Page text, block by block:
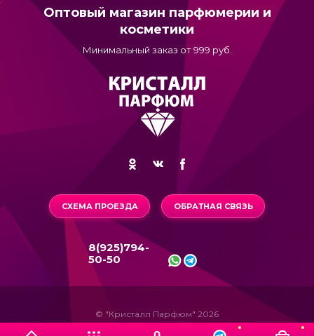
Оптовый магазин парфюмерии и
косметики
Минимальный заказ от 999 руб.
СХЕМА ПРОЕЗДА ОБРАТНАЯ СВЯЗЬ
8(925)794-
50-50
© "Кристалл Парфюм" 2026